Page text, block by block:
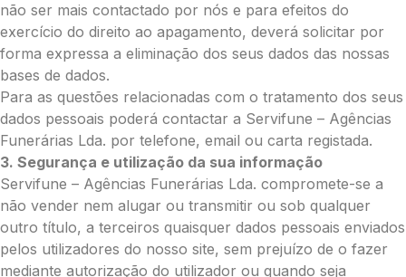
Pequena (€85)
Média (€100)
Grande (€115)
Cruz:
Pequena (€85)
Média (€100)
Grande (€115)
Coração:
Pequena (€85)
Média (€100)
Grande (€115)
não ser mais contactado por nós e para efeitos do
exercício do direito ao apagamento, deverá solicitar por
forma expressa a eliminação dos seus dados das nossas
bases de dados.
Para as questões relacionadas com o tratamento dos seus
dados pessoais poderá contactar a Servifune – Agências
Funerárias Lda. por telefone, email ou carta registada.
3. Segurança e utilização da sua informação
Servifune – Agências Funerárias Lda. compromete-se a
não vender nem alugar ou transmitir ou sob qualquer
outro título, a terceiros quaisquer dados pessoais enviados
pelos utilizadores do nosso site, sem prejuízo de o fazer
mediante autorização do utilizador ou quando seja